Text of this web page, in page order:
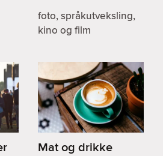
foto, språkutveksling,
kino og film
Mat og drikke